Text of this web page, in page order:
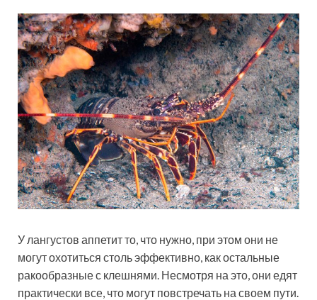
У лангустов аппетит то, что нужно, при этом они не
могут охотиться столь эффективно, как остальные
ракообразные с клешнями. Несмотря на это, они едят
практически все, что могут повстречать на своем пути.